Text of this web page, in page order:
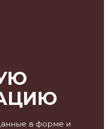
в форме и